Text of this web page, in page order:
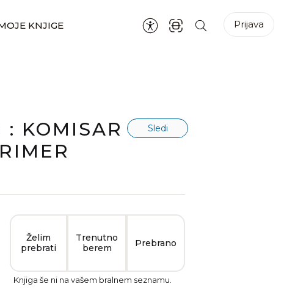
KNJIGE Prijava
KOMISAR
Sledi
Želim
prebrati
Trenutno
berem
Prebrano
Knjiga še ni na vašem bralnem seznamu.